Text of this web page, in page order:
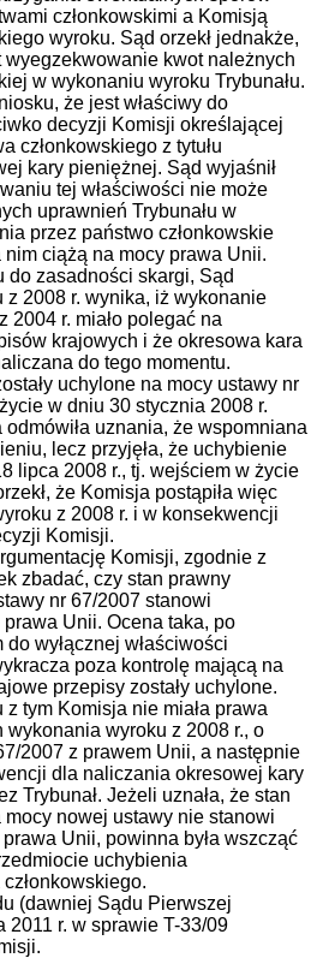
członkowskimi a Komisją
wyroku. Sąd orzekł jednakże,
kwot należnych
w wykonaniu wyroku Trybunału.
że jest właściwy do
decyzji Komisji określającej
członkowskiego z tytułu
kary pieniężnej. Sąd wyjaśnił
tej właściwości nie może
uprawnień Trybunału w
przez państwo członkowskie
ciążą na mocy prawa Unii.
do zasadności skargi, Sąd
z 2008 r. wynika, iż wykonanie
2004 r. miało polegać na
krajowych i że okresowa kara
do tego momentu.
uchylone na mocy ustawy nr
w dniu 30 stycznia 2008 r.
uznania, że wspomniana
lecz przyjęła, że uchybienie
lipca 2008 r., tj. wejściem w życie
że Komisja postąpiła więc
z 2008 r. i w konsekwencji
Komisji.
Komisji, zgodnie z
zbadać, czy stan prawny
nr 67/2007 stanowi
Unii. Ocena taka, po
wyłącznej właściwości
poza kontrolę mającą na
przepisy zostały uchylone.
z tym Komisja nie miała prawa
wyroku z 2008 r., o
2007 z prawem Unii, a następnie
dla naliczania okresowej kary
Trybunał. Jeżeli uznała, że stan
nowej ustawy nie stanowi
Unii, powinna była wszcząć
uchybienia
(dawniej Sądu Pierwszej
2011 r. w sprawie T-33/09